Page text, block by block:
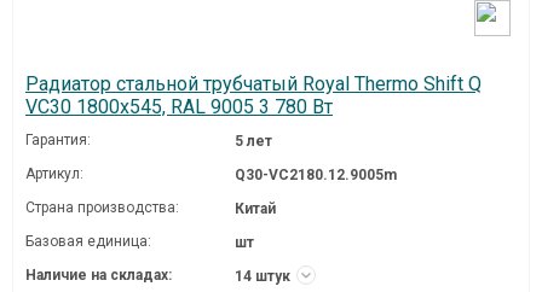
Радиатор стальной трубчатый Royal Thermo Shift Q
VC30 1800x545, RAL 9005 3 780 Вт
Гарантия:
5 лет
Артикул:
Q30-VC2180.12.9005m
Страна производства:
Китай
Базовая единица:
шт
Наличие на складах:
14 штук